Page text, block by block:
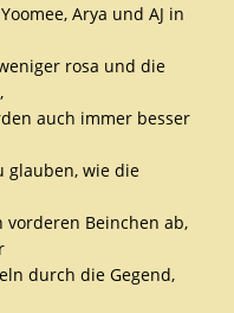
Arya und AJ in
rosa und die
auch immer besser
glauben, wie die
Beinchen ab,
durch die Gegend,